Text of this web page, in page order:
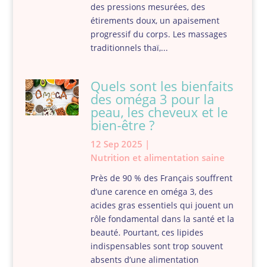
des pressions mesurées, des
étirements doux, un apaisement
progressif du corps. Les massages
traditionnels thaï,...
Quels sont les bienfaits
des oméga 3 pour la
peau, les cheveux et le
bien-être ?
12 Sep 2025 |
Nutrition et alimentation saine
Près de 90 % des Français souffrent
d’une carence en oméga 3, des
acides gras essentiels qui jouent un
rôle fondamental dans la santé et la
beauté. Pourtant, ces lipides
indispensables sont trop souvent
absents d’une alimentation